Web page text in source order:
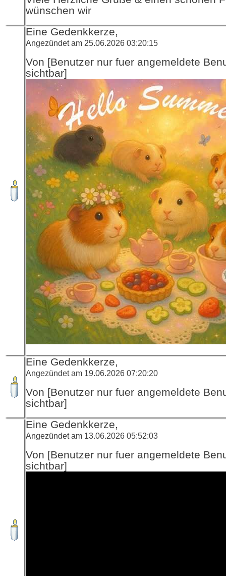
wünschen wir
Eine Gedenkkerze,
Angezündet am 25.06.2026 03:20:15
Von [Benutzer nur fuer angemeldete
sichtbar]
Eine Gedenkkerze,
Angezündet am 19.06.2026 07:20:20
Von [Benutzer nur fuer angemeldete
sichtbar]
Eine Gedenkkerze,
Angezündet am 13.06.2026 05:52:03
Von [Benutzer nur fuer angemeldete
sichtbar]